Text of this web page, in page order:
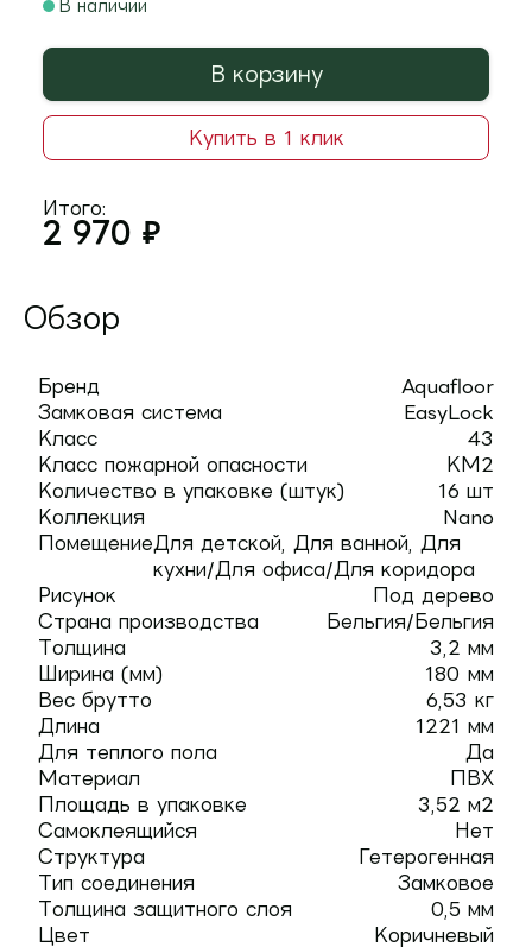
В наличии
В корзину
Купить в 1 клик
Итого:
2 970 ₽
Обзор
Бренд
Aquafloor
Замковая система
EasyLock
Класс
43
Класс пожарной опасности
КМ2
Количество в упаковке (штук)
16 шт
Коллекция
Nano
ПомещениеДля детской, Для ванной, Для
кухни/Для офиса/Для коридора
Рисунок
Под дерево
Страна производства
Бельгия/Бельгия
Толщина
3,2 мм
Ширина (мм)
180 мм
Вес брутто
6,53 кг
Длина
1221 мм
Для теплого пола
Да
Материал
ПВХ
Площадь в упаковке
3,52 м2
Самоклеящийся
Нет
Структура
Гетерогенная
Тип соединения
Замковое
Толщина защитного слоя
0,5 мм
Цвет
Коричневый